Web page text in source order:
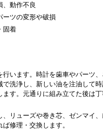
、動作不良
ーツの変形や破損
固着
行います。時計を歯車やパーツ
で洗浄し、新しい油を注油して時
ます。元通りに組み立てた後は
、リューズや巻き芯、ゼンマイ
修理・交換します。